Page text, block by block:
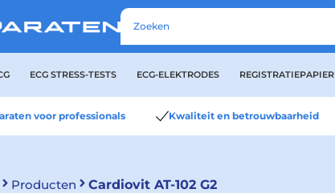
ECG STRESS-TESTS ECG-ELEKTRODES REGISTRATIEPAPIER
voor professionals Kwaliteit en betrouwbaarheid
Producten
Cardiovit AT-102 G2